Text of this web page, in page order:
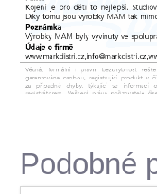
Podobné